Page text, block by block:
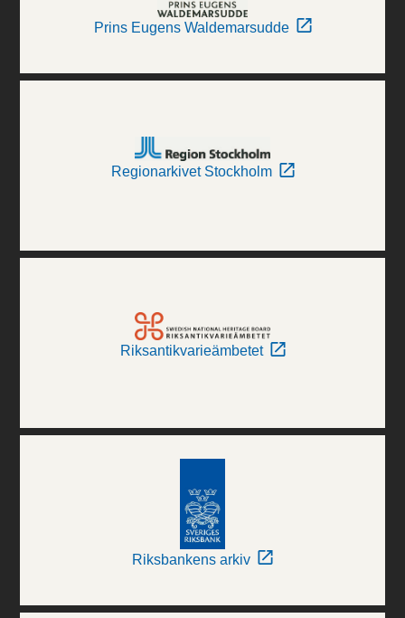
Prins Eugens Waldemarsudde
Regionarkivet Stockholm
Riksantikvarieämbetet
Riksbankens arkiv